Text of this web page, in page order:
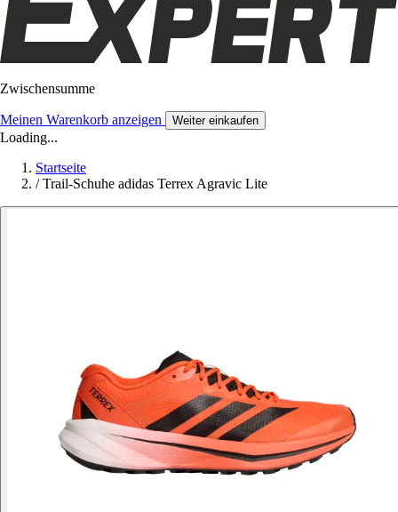
Zwischensumme
Meinen Warenkorb anzeigen Weiter einkaufen
Loading...
Startseite
/ Trail-Schuhe adidas Terrex Agravic Lite